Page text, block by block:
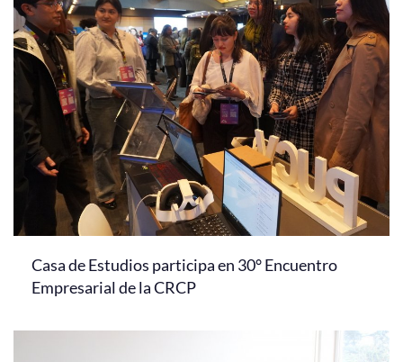
Casa de Estudios participa en 30° Encuentro
Empresarial de la CRCP